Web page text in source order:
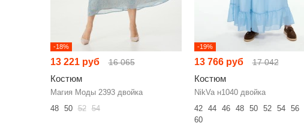
-18%
13 221 руб 16 065
Костюм
Магия Моды 2393 двойка
48
50 52 54
-19%
13 766 руб 17 042
Костюм
NikVa н1040 двойка
42
44 46 48 50 52 54 56
60